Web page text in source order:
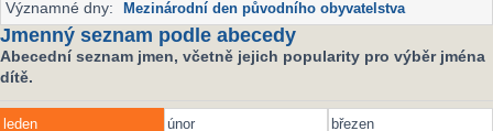
Významné dny: Mezinárodní den původního obyvatelstva
Jmenný seznam podle abecedy
Abecední seznam jmen, včetně jejich popularity pro výběr jména
dítě.
leden únor
březen